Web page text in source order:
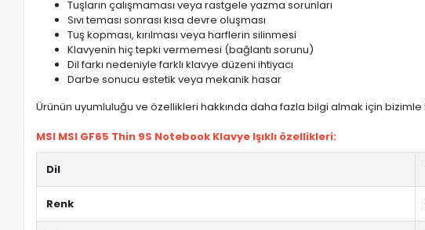
Tuşların çalışmaması veya rastgele yazma sorunları
Sıvı teması sonrası kısa devre oluşması
Tuş kopması, kırılması veya harflerin silinmesi
Klavyenin hiç tepki vermemesi (bağlantı sorunu)
Dil farkı nedeniyle farklı klavye düzeni ihtiyacı
Darbe sonucu estetik veya mekanik hasar
Ürünün uyumluluğu ve özellikleri hakkında daha fazla bilgi almak için
MSI MSI GF65 Thin 9S Notebook Klavye Işıklı özellikleri:
Dil
Renk